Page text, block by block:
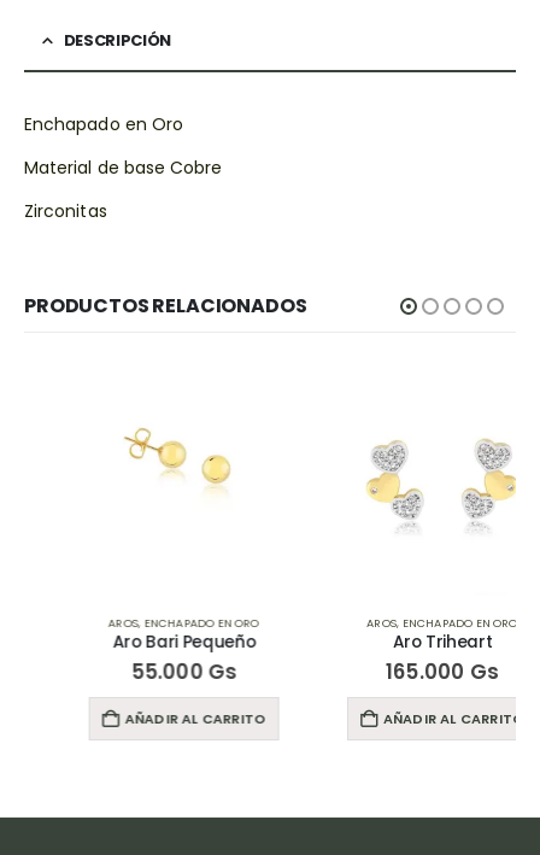
DESCRIPCIÓN
Enchapado en Oro
Material de base Cobre
Zirconitas
PRODUCTOS RELACIONADOS
ENCHAPADO EN ORO
Aro Bari Pequeño
55.000Gs
AÑADIR AL CARRITO
ENCHAPADO EN ORO
Aro Triheart
165.000Gs
AÑADIR AL CARRITO